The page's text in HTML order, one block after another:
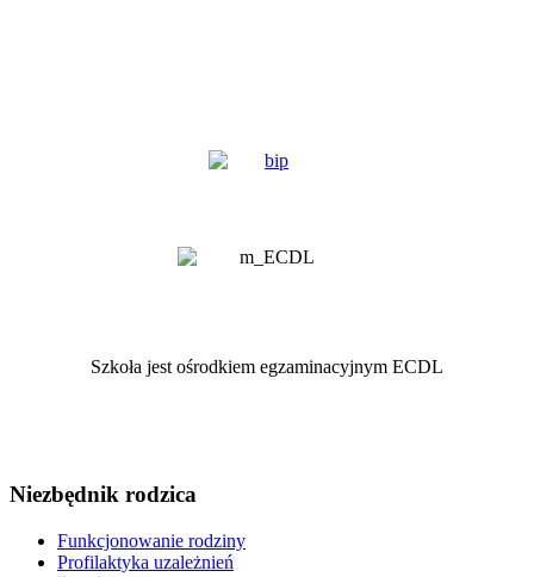
Szkoła jest ośrodkiem egzaminacyjnym ECDL
Niezbędnik rodzica
Funkcjonowanie rodziny
Profilaktyka uzależnień